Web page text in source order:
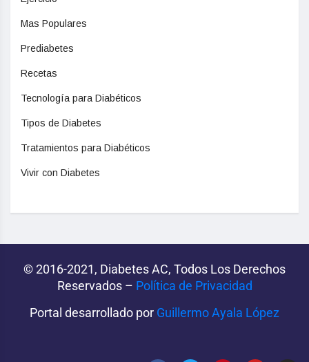
Mas Populares
Prediabetes
Recetas
Tecnología para Diabéticos
Tipos de Diabetes
Tratamientos para Diabéticos
Vivir con Diabetes
© 2016-2021, Diabetes AC, Todos Los Derechos
Reservados – Política de Privacidad‌­
Portal desarrollado por Guillermo Ayala López